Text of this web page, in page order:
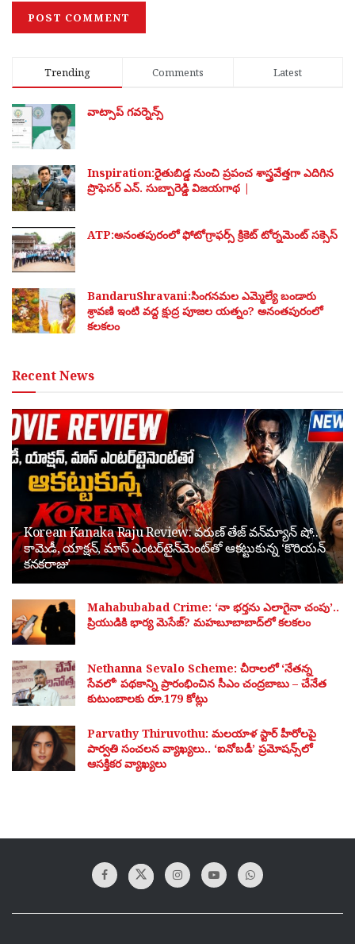
Trending Comments Latest
వాట్సాప్ గవర్నెన్స్
Inspiration:రైతుబిడ్డ నుంచి ప్రపంచ శాస్త్రవేత్తగా ఎదిగిన
ప్రొఫెసర్ ఎన్. సుబ్బారెడ్డి విజయగాథ |
ATP:అనంతపురంలో ఫోటోగ్రాఫర్స్ క్రికెట్ టోర్నమెంట్ సక్సెస్
BandaruShravani:సింగనమల ఎమ్మెల్యే బండారు
శ్రావణి ఇంటి వద్ద క్షుద్ర పూజల యత్నం? అనంతపురంలో
కలకలం
Recent News
Korean Kanaka Raju Review: వరుణ్ తేజ్ వన్‌మ్యాన్ షో..
కామెడీ, యాక్షన్, మాస్ ఎంటర్‌టైన్‌మెంట్‌తో ఆకట్టుకున్న ‘కొరియన్
కనకరాజు’
Mahabubabad Crime: ‘నా భర్తను ఎలాగైనా చంపు’..
ప్రియుడికి భార్య మెసేజ్? మహబూబాబాద్‌లో కలకలం
Nethanna Sevalo Scheme: చీరాలలో ‘నేతన్న
సేవలో’ పథకాన్ని ప్రారంభించిన సీఎం చంద్రబాబు – చేనేత
కుటుంబాలకు రూ.179 కోట్లు
Parvathy Thiruvothu: మలయాళ స్టార్ హీరోలపై
పార్వతి సంచలన వ్యాఖ్యలు.. ‘ఐనోబడీ’ ప్రమోషన్స్‌లో
ఆసక్తికర వ్యాఖ్యలు